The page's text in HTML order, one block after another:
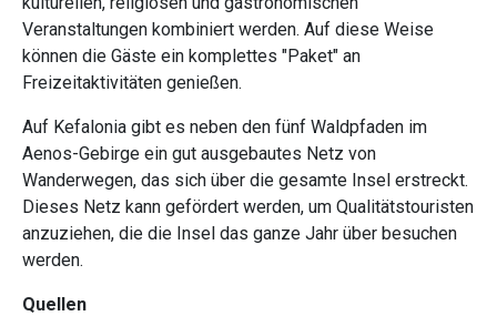
Veranstaltungen kombiniert werden. Auf diese Weise
können die Gäste ein komplettes "Paket" an
Freizeitaktivitäten genießen.
Auf Kefalonia gibt es neben den fünf Waldpfaden im
Aenos-Gebirge ein gut ausgebautes Netz von
Wanderwegen, das sich über die gesamte Insel erstreckt.
Dieses Netz kann gefördert werden, um Qualitätstouristen
anzuziehen, die die Insel das ganze Jahr über besuchen
werden.
Quellen